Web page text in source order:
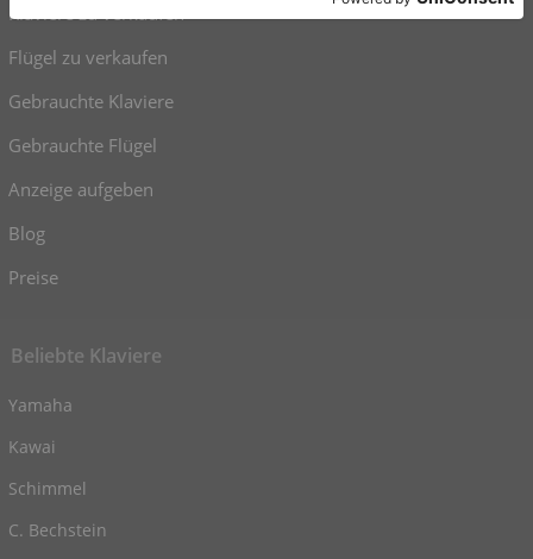
Klaviere zu verkaufen
Flügel zu verkaufen
Gebrauchte Klaviere
Gebrauchte Flügel
Anzeige aufgeben
Blog
Preise
Beliebte Klaviere
Yamaha
Kawai
Schimmel
C. Bechstein